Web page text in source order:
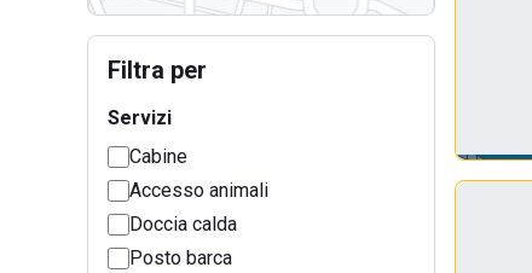
Filtra per
Servizi
Cabine
Accesso animali
Doccia calda
Posto barca